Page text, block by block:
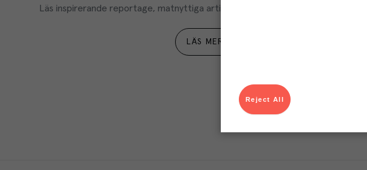
Läs inspirerande reportage, matnyttiga artiklar och ta del av aktuella kampanjer.
LÄS MER
Reject All